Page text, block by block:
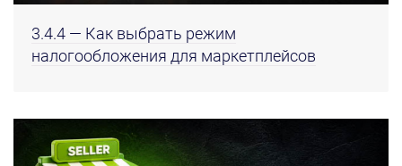
3.4.4 — Как выбрать режим
налогообложения для маркетплейсов